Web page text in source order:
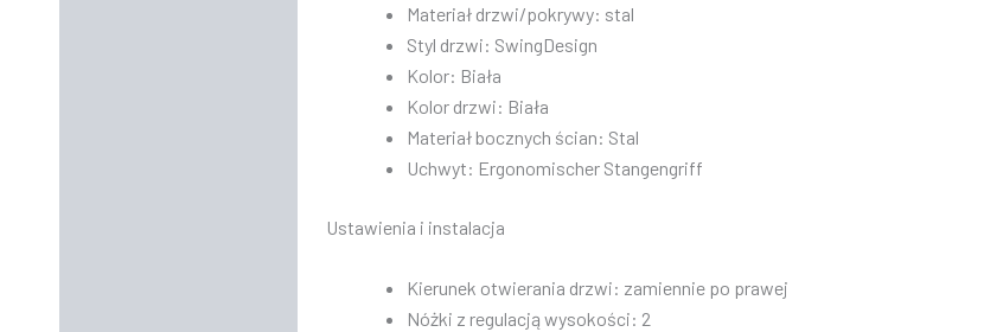
Materiał drzwi/pokrywy: stal
Styl drzwi: SwingDesign
Kolor: Biała
Kolor drzwi: Biała
Materiał bocznych ścian: Stal
Uchwyt: Ergonomischer Stangengriff
Ustawienia i instalacja
Kierunek otwierania drzwi: zamiennie po prawej
Nóżki z regulacją wysokości: 2